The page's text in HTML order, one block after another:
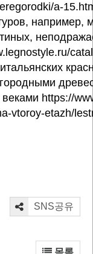
a-
например,
https://
vtoroy-etazh/
SNS공유